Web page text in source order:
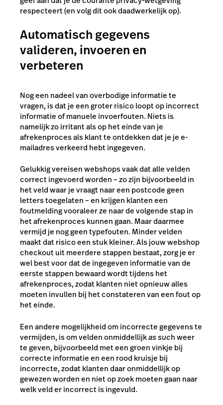
respecteert (en volg dit ook daadwerkelijk op).
Automatisch gegevens
valideren, invoeren en
verbeteren
Nog een nadeel van overbodige informatie te
vragen, is dat je een groter risico loopt op incorrect
informatie of manuele invoerfouten. Niets is
namelijk zo irritant als op het einde van je
afrekenproces als klant te ontdekken dat je je e-
mailadres verkeerd hebt ingegeven.
Gelukkig vereisen webshops vaak dat alle velden
correct ingevoerd worden – zo zijn bijvoorbeeld in
het veld waar je vraagt naar een postcode geen
letters toegelaten – en krijgen klanten een
foutmelding vooraleer ze naar de volgende stap in
het afrekenproces kunnen gaan. Maar daarmee
vermijd je nog geen typefouten. Minder velden
maakt dat risico een stuk kleiner. Als jouw webshop
checkout uit meerdere stappen bestaat, zorg je er
wel best voor dat de ingegeven informatie van de
eerste stappen bewaard wordt tijdens het
afrekenproces, zodat klanten niet opnieuw alles
moeten invullen bij het constateren van een fout op
het einde.
Een andere mogelijkheid om incorrecte gegevens te
vermijden, is om velden onmiddellijkas such weer
te geven, bijvoorbeeld met een groen vinkje bij
correcte informatie en een rood kruisje bij
incorrecte, zodat klanten daar onmiddellijk op
gewezen worden en niet op zoek moeten gaan naar
welk veld er incorrect is ingevuld.